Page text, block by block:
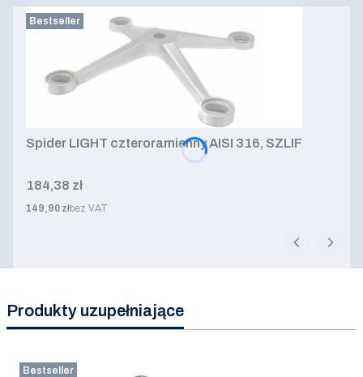
Bestseller
Spider LIGHT czteroramienny AISI 316, SZLIF
Cena
184,38 zł
Cena
149,90 złbez VAT
Produkty uzupełniające
Bestseller